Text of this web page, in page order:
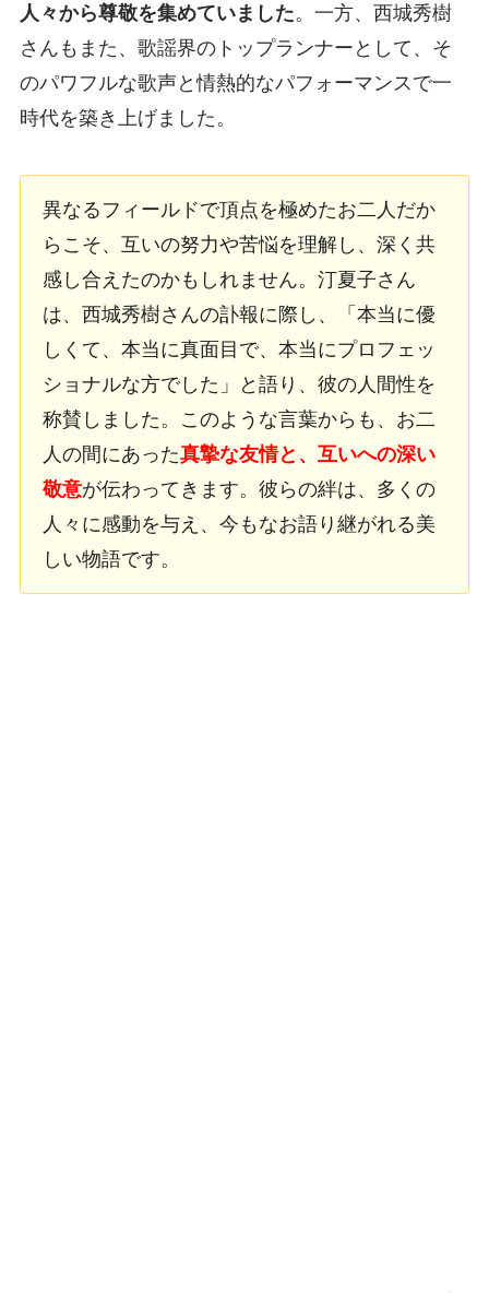
人々から尊敬を集めていました。一方、西城秀樹
さんもまた、歌謡界のトップランナーとして、そ
のパワフルな歌声と情熱的なパフォーマンスで一
時代を築き上げました。
異なるフィールドで頂点を極めたお二人だか
らこそ、互いの努力や苦悩を理解し、深く共
感し合えたのかもしれません。汀夏子さん
は、西城秀樹さんの訃報に際し、「本当に優
しくて、本当に真面目で、本当にプロフェッ
ショナルな方でした」と語り、彼の人間性を
称賛しました。このような言葉からも、お二
人の間にあった真摯な友情と、互いへの深い
敬意が伝わってきます。彼らの絆は、多くの
人々に感動を与え、今もなお語り継がれる美
しい物語です。